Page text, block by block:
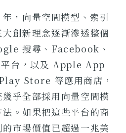
，向量空間模型、索引
創新理念逐漸滲透整個
搜尋、Facebook、
台，以及 Apple App
Store 等應用商店，
乎全部採用向量空間模
。如果把這些平台的商
市場價值已超過一兆美